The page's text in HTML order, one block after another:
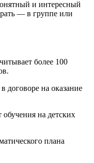
и интересный
— в группе или
более 100
договоре на оказание
на детских
плана